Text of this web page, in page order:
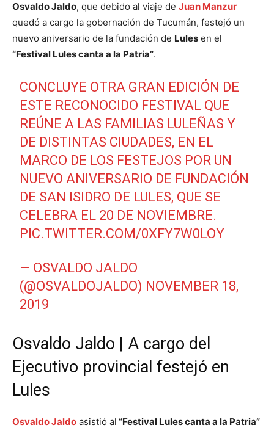
Osvaldo Jaldo, que debido al viaje de Juan Manzur
quedó a cargo la gobernación de Tucumán, festejó un
nuevo aniversario de la fundación de Lules en el
“Festival Lules canta a la Patria”.
CONCLUYE OTRA GRAN EDICIÓN DE
ESTE RECONOCIDO FESTIVAL QUE
REÚNE A LAS FAMILIAS LULEÑAS Y
DE DISTINTAS CIUDADES, EN EL
MARCO DE LOS FESTEJOS POR UN
NUEVO ANIVERSARIO DE FUNDACIÓN
DE SAN ISIDRO DE LULES, QUE SE
CELEBRA EL 20 DE NOVIEMBRE.
PIC.TWITTER.COM/0XFY7W0LOY
— OSVALDO JALDO
(@OSVALDOJALDO) NOVEMBER 18,
2019
Osvaldo Jaldo | A cargo del
Ejecutivo provincial festejó en
Lules
Osvaldo Jaldo asistió al “Festival Lules canta a la Patria”